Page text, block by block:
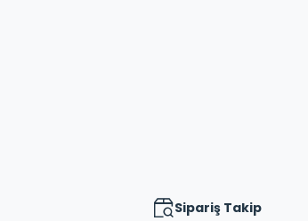
Sipariş Takip